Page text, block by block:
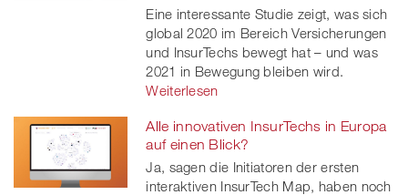
Eine interessante Studie zeigt, was sich
global 2020 im Bereich Versicherungen
und InsurTechs bewegt hat – und was
2021 in Bewegung bleiben wird.
Weiterlesen
Alle innovativen InsurTechs in Europa
auf einen Blick?
Ja, sagen die Initiatoren der ersten
interaktiven InsurTech Map, haben noch